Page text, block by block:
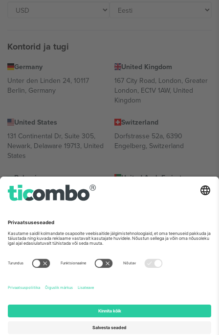
Kontorid ja tugi
Germany
Unter den Linden 24, 10117
Berlin, Germany
United Kingdom
167 City Road, London, Greater
London, EC1V 1AW, United
Kingdom
United States
131 Continental Dr, Suite 305,
Newark, Delaware 19713, United
States
Switzerland
Dorfstrasse 52a, 6390
Engelberg, Switzerland
Bulgaria
Regus Sofia City West, bul
Totleben 53-55, 1606 Sofia,
United Arab Emirates
UAE Dubai Silicon Oasis, DDP
Mexico
Av Chapultepec 360, Roma
Norte, Cuauhtémoc, 06700
Ciudad de México, CDMX,
sündmusest ja/või domeenist. Detailide jaoks vaata konkreetse
sündmuse lehte, impressumit ja tingimusi.,
2026 Ticombo. Kõik õigused kaitstud.